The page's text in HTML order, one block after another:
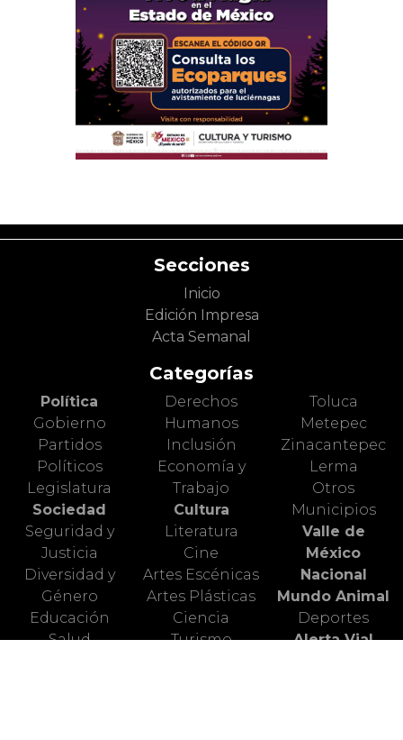
Secciones
Inicio
Edición Impresa
Acta Semanal
Categorías
Política
Gobierno
Partidos
Políticos
Legislatura
Sociedad
Seguridad y
Justicia
Diversidad y
Género
Educación
Salud
Derechos
Humanos
Inclusión
Economía y
Trabajo
Cultura
Literatura
Cine
Artes Escénicas
Artes Plásticas
Ciencia
Turismo
Toluca
Metepec
Zinacantepec
Lerma
Otros
Municipios
Valle de
México
Nacional
Mundo Animal
Deportes
Alerta Vial